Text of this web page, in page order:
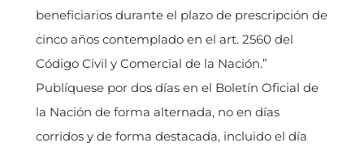
beneficiarios durante el plazo de prescripción de
cinco años contemplado en el art. 2560 del
Código Civil y Comercial de la Nación.”
Publíquese por dos días en el Boletín Oficial de
la Nación de forma alternada, no en días
corridos y de forma destacada, incluido el día